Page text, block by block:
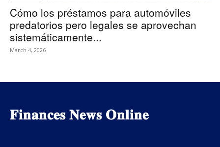
Cómo los préstamos para automóviles
predatorios pero legales se aprovechan
sistemáticamente...
March 4, 2026
𝐅𝐢𝐧𝐚𝐧𝐜𝐞𝐬 𝐍𝐞𝐰𝐬 𝐎𝐧𝐥𝐢𝐧𝐞